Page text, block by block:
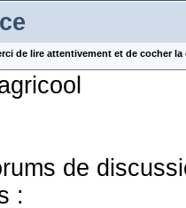
de lire attentivement et de cocher